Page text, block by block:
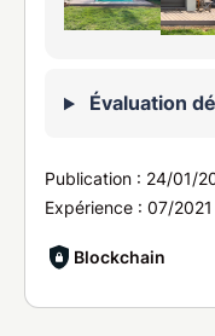
Évaluation
Publication : 24/01/
Expérience : 07/2021
Blockchain